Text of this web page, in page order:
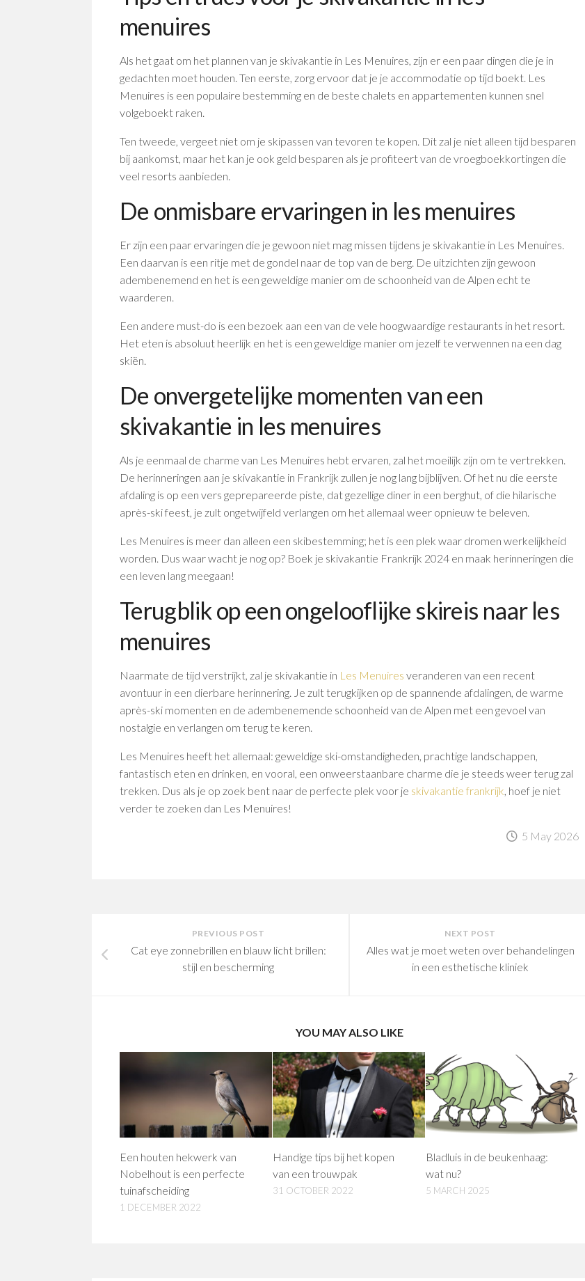
menuires
Als het gaat om het plannen van je skivakantie in Les Menuires, zijn er een paar dingen die je in
gedachten moet houden. Ten eerste, zorg ervoor dat je je accommodatie op tijd boekt. Les
Menuires is een populaire bestemming en de beste chalets en appartementen kunnen snel
volgeboekt raken.
Ten tweede, vergeet niet om je skipassen van tevoren te kopen. Dit zal je niet alleen tijd besparen
bij aankomst, maar het kan je ook geld besparen als je profiteert van de vroegboekkortingen die
veel resorts aanbieden.
De onmisbare ervaringen in les menuires
Er zijn een paar ervaringen die je gewoon niet mag missen tijdens je skivakantie in Les Menuires.
Een daarvan is een ritje met de gondel naar de top van de berg. De uitzichten zijn gewoon
adembenemend en het is een geweldige manier om de schoonheid van de Alpen echt te
waarderen.
Een andere must-do is een bezoek aan een van de vele hoogwaardige restaurants in het resort.
Het eten is absoluut heerlijk en het is een geweldige manier om jezelf te verwennen na een dag
skiën.
De onvergetelijke momenten van een
skivakantie in les menuires
Als je eenmaal de charme van Les Menuires hebt ervaren, zal het moeilijk zijn om te vertrekken.
De herinneringen aan je skivakantie in Frankrijk zullen je nog lang bijblijven. Of het nu die eerste
afdaling is op een vers geprepareerde piste, dat gezellige diner in een berghut, of die hilarische
après-ski feest, je zult ongetwijfeld verlangen om het allemaal weer opnieuw te beleven.
Les Menuires is meer dan alleen een skibestemming; het is een plek waar dromen werkelijkheid
worden. Dus waar wacht je nog op? Boek je skivakantie Frankrijk 2024 en maak herinneringen die
een leven lang meegaan!
Terugblik op een ongelooflijke skireis naar les
menuires
Naarmate de tijd verstrijkt, zal je skivakantie in Les Menuires veranderen van een recent
avontuur in een dierbare herinnering. Je zult terugkijken op de spannende afdalingen, de warme
après-ski momenten en de adembenemende schoonheid van de Alpen met een gevoel van
nostalgie en verlangen om terug te keren.
Les Menuires heeft het allemaal: geweldige ski-omstandigheden, prachtige landschappen,
fantastisch eten en drinken, en vooral, een onweerstaanbare charme die je steeds weer terug zal
trekken. Dus als je op zoek bent naar de perfecte plek voor je skivakantie frankrijk, hoef je niet
verder te zoeken dan Les Menuires!
5 May 2026
NEXT POST
Alles wat je moet weten over behandelingen
in een esthetische kliniek
PREVIOUS POST
Cat eye zonnebrillen en blauw licht brillen:
stijl en bescherming
YOU MAY ALSO LIKE
Een houten hekwerk van
Nobelhout is een perfecte
tuinafscheiding
1 DECEMBER 2022
Handige tips bij het kopen
van een trouwpak
31 OCTOBER 2022
Bladluis in de beukenhaag:
wat nu?
5 MARCH 2025